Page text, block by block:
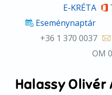
E-KRÉTA
Eseménynaptár
+36 1 370 0037
OM
Halassy